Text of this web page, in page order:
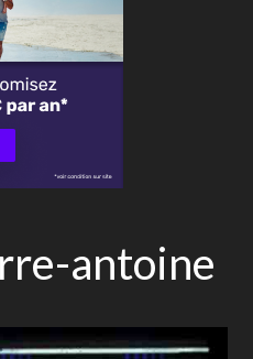
antoine